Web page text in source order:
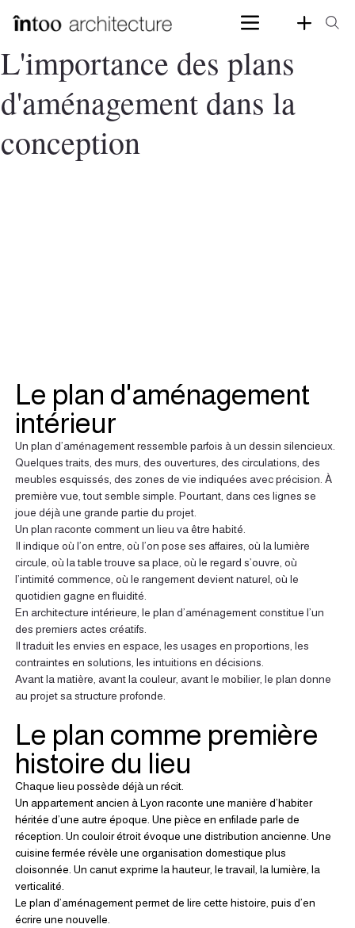
L'importance des plans
d'aménagement dans la
conception
Le plan d'aménagement
intérieur
Un plan d’aménagement ressemble parfois à un dessin silencieux.
Quelques traits, des murs, des ouvertures, des circulations, des
meubles esquissés, des zones de vie indiquées avec précision. À
première vue, tout semble simple. Pourtant, dans ces lignes se
joue déjà une grande partie du projet.
Un plan raconte comment un lieu va être habité.
Il indique où l’on entre, où l’on pose ses affaires, où la lumière
circule, où la table trouve sa place, où le regard s’ouvre, où
l’intimité commence, où le rangement devient naturel, où le
quotidien gagne en fluidité.
En architecture intérieure, le plan d’aménagement constitue l’un
des premiers actes créatifs.
Il traduit les envies en espace, les usages en proportions, les
contraintes en solutions, les intuitions en décisions.
Avant la matière, avant la couleur, avant le mobilier, le plan donne
au projet sa structure profonde.
Le plan comme première
histoire du lieu
Chaque lieu possède déjà un récit.
Un appartement ancien à Lyon raconte une manière d’habiter
héritée d’une autre époque. Une pièce en enfilade parle de
réception. Un couloir étroit évoque une distribution ancienne. Une
cuisine fermée révèle une organisation domestique plus
cloisonnée. Un canut exprime la hauteur, le travail, la lumière, la
verticalité.
Le plan d’aménagement permet de lire cette histoire, puis d’en
écrire une nouvelle.